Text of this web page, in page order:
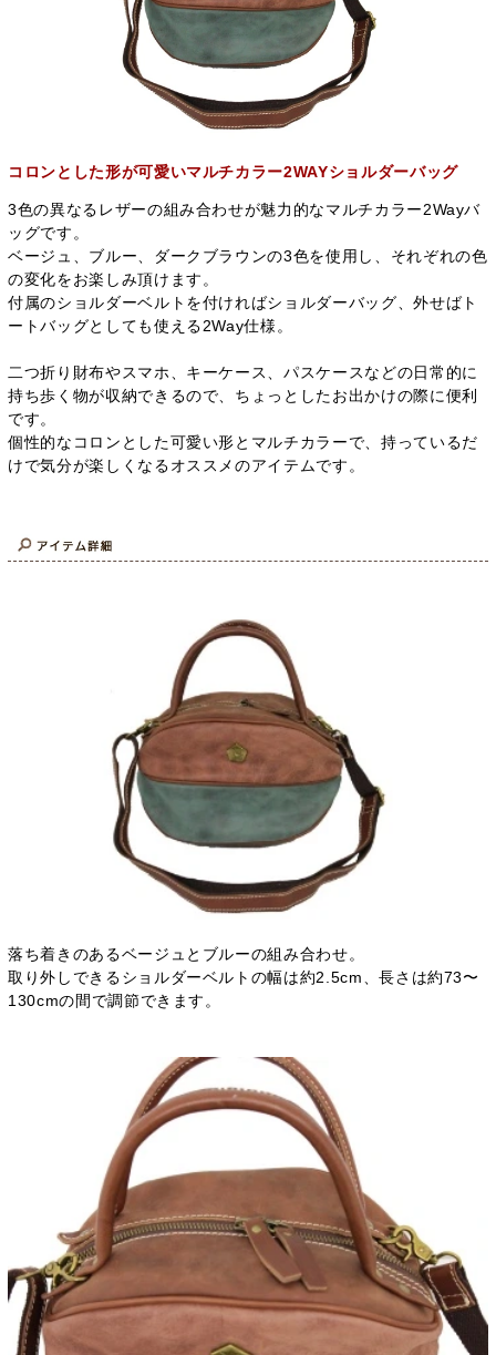
コロンとした形が可愛いマルチカラー2WAYショルダーバッグ
3色の異なるレザーの組み合わせが魅力的なマルチカラー2Wayバ
ッグです。
ベージュ、ブルー、ダークブラウンの3色を使用し、それぞれの色
の変化をお楽しみ頂けます。
付属のショルダーベルトを付ければショルダーバッグ、外せばト
ートバッグとしても使える2Way仕様。
二つ折り財布やスマホ、キーケース、パスケースなどの日常的に
持ち歩く物が収納できるので、ちょっとしたお出かけの際に便利
です。
個性的なコロンとした可愛い形とマルチカラーで、持っているだ
けで気分が楽しくなるオススメのアイテムです。
落ち着きのあるベージュとブルーの組み合わせ。
取り外しできるショルダーベルトの幅は約2.5cm、長さは約73〜
130cmの間で調節できます。